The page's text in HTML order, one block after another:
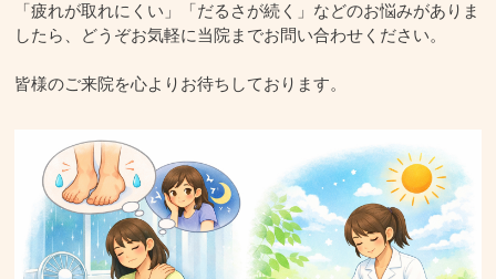
「疲れが取れにくい」「だるさが続く」などのお悩みがありま
したら、どうぞお気軽に当院までお問い合わせください。
皆様のご来院を心よりお待ちしております。